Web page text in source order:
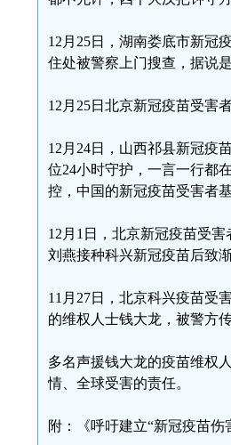
12月25日，湖南娄底市新冠
住处被警察上门搜查，据说
12月25日北京新冠疫苗受害
12月24日，山西祁县新冠疫
位24小时守护，一言一行都
控，中国的新冠疫苗受害者
12月1日，北京新冠疫苗受
刘燕接种科兴新冠疫苗后致
11月27日，北京科兴疫苗受
的维权人士钱大龙，被警方
多名声援钱大龙的疫苗维权
情、全球受害的责任。
附：《呼吁建立“新冠疫苗